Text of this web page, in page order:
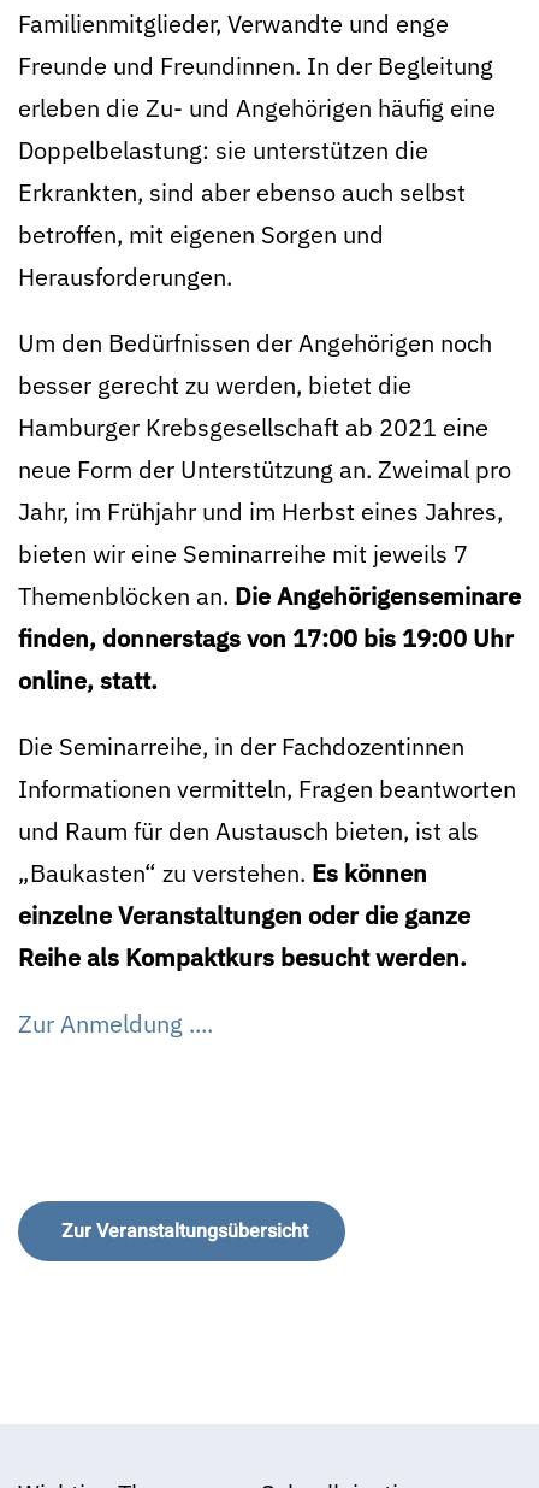
Familienmitglieder, Verwandte und enge
Freunde und Freundinnen. In der Begleitung
erleben die Zu- und Angehörigen häufig eine
Doppelbelastung: sie unterstützen die
Erkrankten, sind aber ebenso auch selbst
betroffen, mit eigenen Sorgen und
Herausforderungen.
Um den Bedürfnissen der Angehörigen noch
besser gerecht zu werden, bietet die
Hamburger Krebsgesellschaft ab 2021 eine
neue Form der Unterstützung an. Zweimal pro
Jahr, im Frühjahr und im Herbst eines Jahres,
bieten wir eine Seminarreihe mit jeweils 7
Themenblöcken an. Die Angehörigenseminare
finden, donnerstags von 17:00 bis 19:00 Uhr
online, statt.
Die Seminarreihe, in der Fachdozentinnen
Informationen vermitteln, Fragen beantworten
und Raum für den Austausch bieten, ist als
„Baukasten“ zu verstehen. Es können
einzelne Veranstaltungen oder die ganze
Reihe als Kompaktkurs besucht werden.
Zur Anmeldung ....
Zur Veranstaltungsübersicht